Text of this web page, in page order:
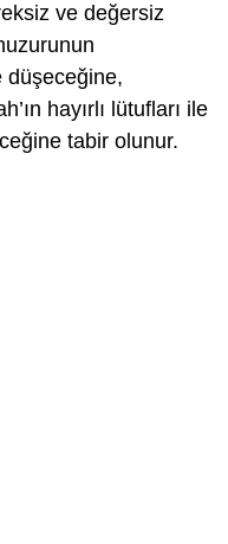
ve değersiz
düşeceğine,
hayırlı lütufları ile
tabir olunur.